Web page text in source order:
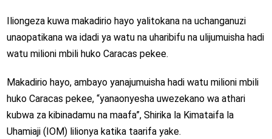
Iliongeza kuwa makadirio hayo yalitokana na uchanganuzi
unaopatikana wa idadi ya watu na uharibifu na ulijumuisha hadi
watu milioni mbili huko Caracas pekee.
Makadirio hayo, ambayo yanajumuisha hadi watu milioni mbili
huko Caracas pekee, “yanaonyesha uwezekano wa athari
kubwa za kibinadamu na maafa”, Shirika la Kimataifa la
Uhamiaji (IOM) lilionya katika taarifa yake.